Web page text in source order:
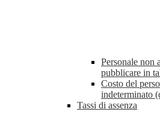
Personale non
pubblicare in
Costo del
indeterminato
Tassi di assenza